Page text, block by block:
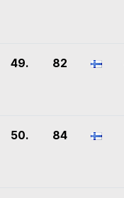
49. 82
50. 84